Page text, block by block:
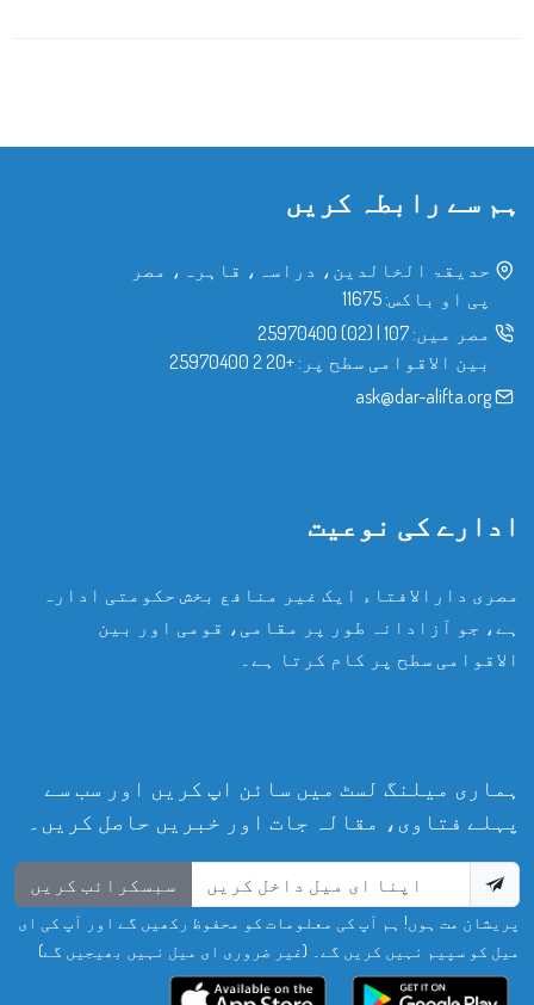
ہم سے رابطہ کریں
حدیقۃ الخالدین، دراسہ، قاہرہ، مصر
پی او باکس: 11675
مصر میں: 107
|
(02) 25970400
بین الاقوامی سطح پر: +20 2 25970400
ask@dar-alifta.org
ادارے کی نوعیت
مصری دارالافتاء ایک غیر منافع بخش حکومتی ادارہ
ہے، جو آزادانہ طور پر مقامی، قومی اور بین
الاقوامی سطح پر کام کرتا ہے۔
ہماری میلنگ لسٹ میں سائن اپ کریں اور سب سے
پہلے فتاوی، مقالہ جات اور خبریں حاصل کریں۔
سبسکرائب کریں
پریشان مت ہوں! ہم آپ کی معلومات کو محفوظ رکھیں گے اور آپ کی ای
میل کو سپیم نہیں کریں گے۔ (غیر ضروری ای میل نہیں بھیجیں گے)